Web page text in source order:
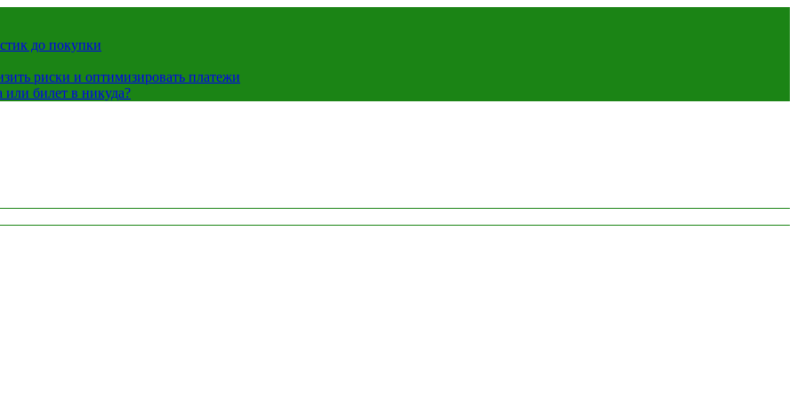
до покупки
риски и оптимизировать платежи
или билет в никуда?